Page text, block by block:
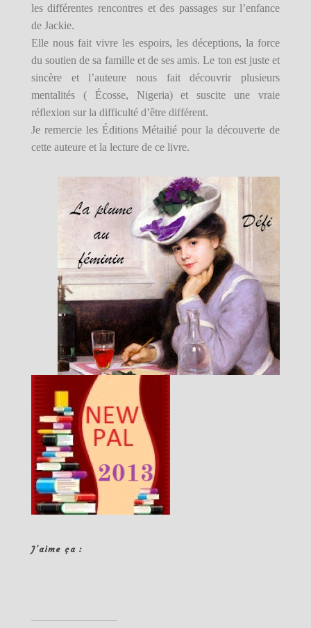
les différentes rencontres et des passages sur l’enfance
de Jackie.
Elle nous fait vivre les espoirs, les déceptions, la force
du soutien de sa famille et de ses amis. Le ton est juste et
sincère et l’auteure nous fait découvrir plusieurs
mentalités ( Écosse, Nigeria) et suscite une vraie
réflexion sur la difficulté d’être différent.
Je remercie les Éditions Métailié pour la découverte de
cette auteure et la lecture de ce livre.
J’aime ça :